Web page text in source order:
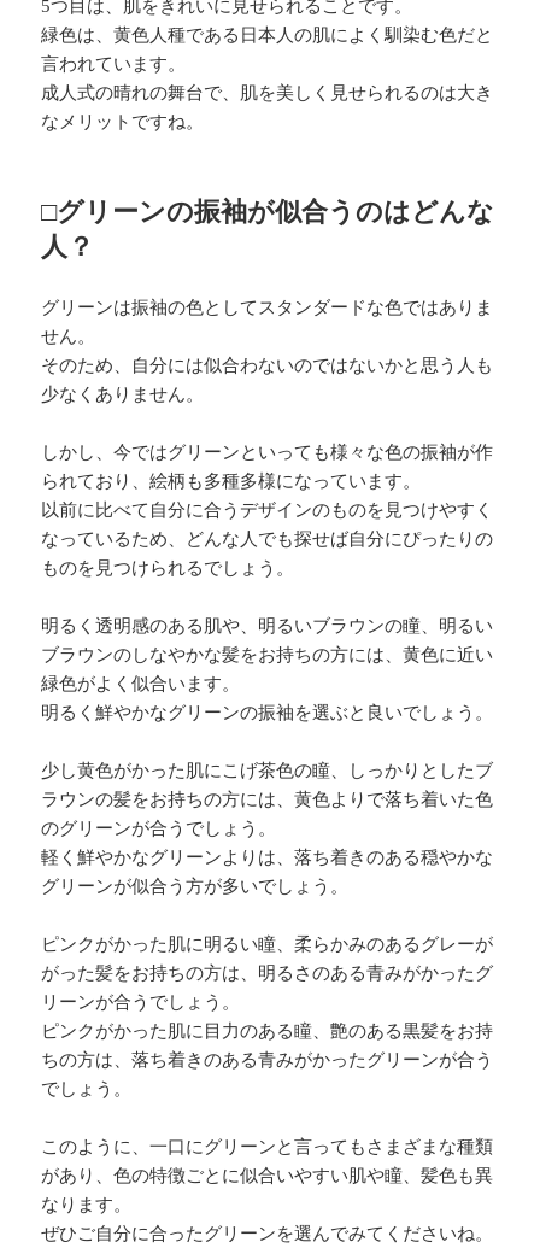
5つ目は、肌をきれいに見せられることです。
緑色は、黄色人種である日本人の肌によく馴染む色だと
言われています。
成人式の晴れの舞台で、肌を美しく見せられるのは大き
なメリットですね。
□グリーンの振袖が似合うのはどんな
人？
グリーンは振袖の色としてスタンダードな色ではありま
せん。
そのため、自分には似合わないのではないかと思う人も
少なくありません。
しかし、今ではグリーンといっても様々な色の振袖が作
られており、絵柄も多種多様になっています。
以前に比べて自分に合うデザインのものを見つけやすく
なっているため、どんな人でも探せば自分にぴったりの
ものを見つけられるでしょう。
明るく透明感のある肌や、明るいブラウンの瞳、明るい
ブラウンのしなやかな髪をお持ちの方には、黄色に近い
緑色がよく似合います。
明るく鮮やかなグリーンの振袖を選ぶと良いでしょう。
少し黄色がかった肌にこげ茶色の瞳、しっかりとしたブ
ラウンの髪をお持ちの方には、黄色よりで落ち着いた色
のグリーンが合うでしょう。
軽く鮮やかなグリーンよりは、落ち着きのある穏やかな
グリーンが似合う方が多いでしょう。
ピンクがかった肌に明るい瞳、柔らかみのあるグレーが
がった髪をお持ちの方は、明るさのある青みがかったグ
リーンが合うでしょう。
ピンクがかった肌に目力のある瞳、艶のある黒髪をお持
ちの方は、落ち着きのある青みがかったグリーンが合う
でしょう。
このように、一口にグリーンと言ってもさまざまな種類
があり、色の特徴ごとに似合いやすい肌や瞳、髪色も異
なります。
ぜひご自分に合ったグリーンを選んでみてくださいね。